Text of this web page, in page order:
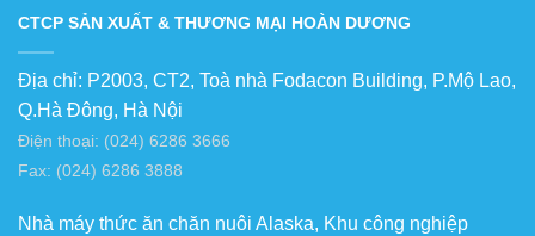
CTCP SẢN XUẤT & THƯƠNG MẠI HOÀN DƯƠNG
Địa chỉ: P2003, CT2, Toà nhà Fodacon Building, P.Mộ Lao,
Q.Hà Đông, Hà Nội
Điện thoại: (024) 6286 3666
Fax: (024) 6286 3888
Nhà máy thức ăn chăn nuôi Alaska, Khu công nghiệp